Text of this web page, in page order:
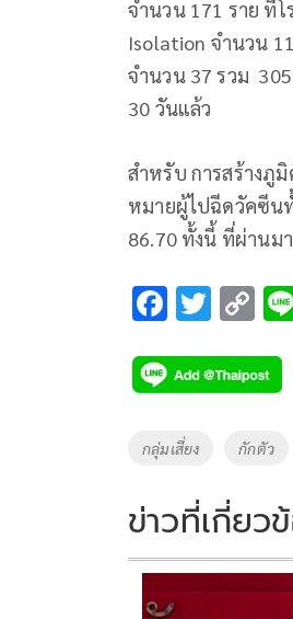
จำนวน 171 ราย ที่
Isolation จำนวน
จำนวน 37 รวม
30 วันแล้ว
สำหรับ การสร้างภู
หมายผู้ไปฉีดวัคซีน
86.70 ทั้งนี้ ที่ผ่านม
F
e
b
o
k
T
tt
er
C
p
y
Li
k
Tags
กลุ่มเสี่ยง กักตัว
ข่าวที่เกี่ยว